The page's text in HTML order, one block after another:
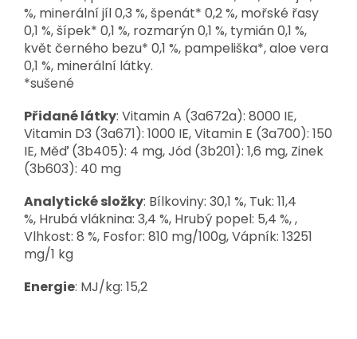
%, minerální jíl 0,3 %, špenát* 0,2 %, mořské řasy
0,1 %, šípek* 0,1 %, rozmarýn 0,1 %, tymián 0,1 %,
květ černého bezu* 0,1 %, pampeliška*, aloe vera
0,1 %, minerální látky.
*sušené
Přidané látky: Vitamin A (3a672a): 8000 IE,
Vitamin D3 (3a671): 1000 IE, Vitamin E (3a700): 150
IE, Měď (3b405): 4 mg, Jód (3b201): 1,6 mg, Zinek
(3b603): 40 mg
Analytické složky: Bílkoviny: 30,1 %, Tuk: 11,4
%, Hrubá vláknina: 3,4 %, Hrubý popel: 5,4 %, ,
Vlhkost: 8 %, Fosfor: 810 mg/100g, Vápník: 13251
mg/1 kg
Energie: MJ/kg: 15,2